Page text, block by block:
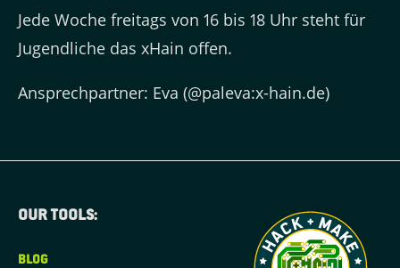
Jede Woche freitags von 16 bis 18 Uhr steht für
Jugendliche das xHain offen.
Ansprechpartner: Eva (@paleva:x-hain.de)
Our tools:
BLOG